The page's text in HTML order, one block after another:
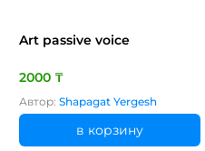
Art passive voice
2000 ₸
Автор: Shapagat Yergesh
в корзину